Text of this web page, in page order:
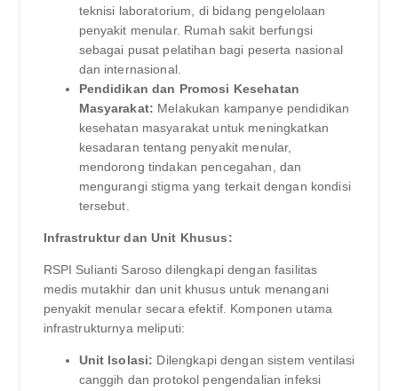
teknisi laboratorium, di bidang pengelolaan
penyakit menular. Rumah sakit berfungsi
sebagai pusat pelatihan bagi peserta nasional
dan internasional.
Pendidikan dan Promosi Kesehatan
Masyarakat: Melakukan kampanye pendidikan
kesehatan masyarakat untuk meningkatkan
kesadaran tentang penyakit menular,
mendorong tindakan pencegahan, dan
mengurangi stigma yang terkait dengan kondisi
tersebut.
Infrastruktur dan Unit Khusus:
RSPI Sulianti Saroso dilengkapi dengan fasilitas
medis mutakhir dan unit khusus untuk menangani
penyakit menular secara efektif. Komponen utama
infrastrukturnya meliputi:
Unit Isolasi: Dilengkapi dengan sistem ventilasi
canggih dan protokol pengendalian infeksi